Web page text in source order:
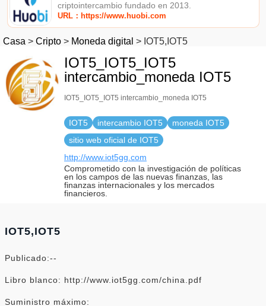
criptointercambio fundado en 2013.
URL：https://www.huobi.com
Casa > Cripto > Moneda digital > IOT5,IOT5
IOT5_IOT5_IOT5
intercambio_moneda IOT5
IOT5_IOT5_IOT5 intercambio_moneda IOT5
IOT5 intercambio IOT5
moneda IOT5
sitio web oficial de IOT5
http://www.iot5gg.com
Comprometido con la investigación de políticas
en los campos de las nuevas finanzas, las
finanzas internacionales y los mercados
financieros.
IOT5,IOT5
Publicado:--
Libro blanco: http://www.iot5gg.com/china.pdf
Suministro máximo: